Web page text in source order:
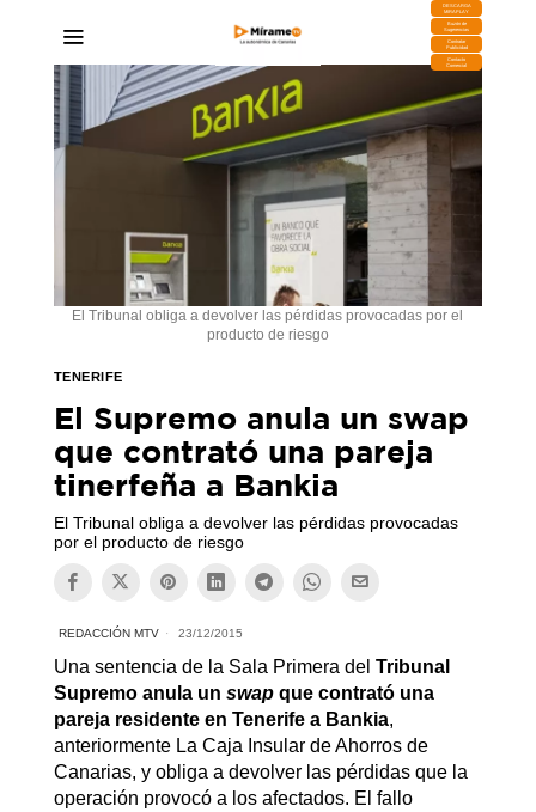
DESCARGA
MIRAPLAY
Buzón de
Sugerencias
Contratar
Publicidad
Contacto
Comercial
El Tribunal obliga a devolver las pérdidas provocadas por el
producto de riesgo
TENERIFE
El Supremo anula un swap
que contrató una pareja
tinerfeña a Bankia
El Tribunal obliga a devolver las pérdidas provocadas
por el producto de riesgo
REDACCIÓN MTV 23/12/2015
Una sentencia de la Sala Primera del Tribunal
Supremo anula un swapque contrató una
pareja residente en Tenerife a Bankia,
anteriormente La Caja Insular de Ahorros de
Canarias, y obliga a devolver las pérdidas que la
operación provocó a los afectados. El fallo